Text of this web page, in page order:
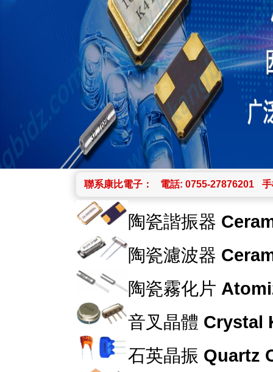
聯系康比電子： 電話: 0755-27876201
陶瓷諧振器
陶瓷濾波器
陶瓷霧化片
音叉晶體 Crystal
石英晶振 Quartz